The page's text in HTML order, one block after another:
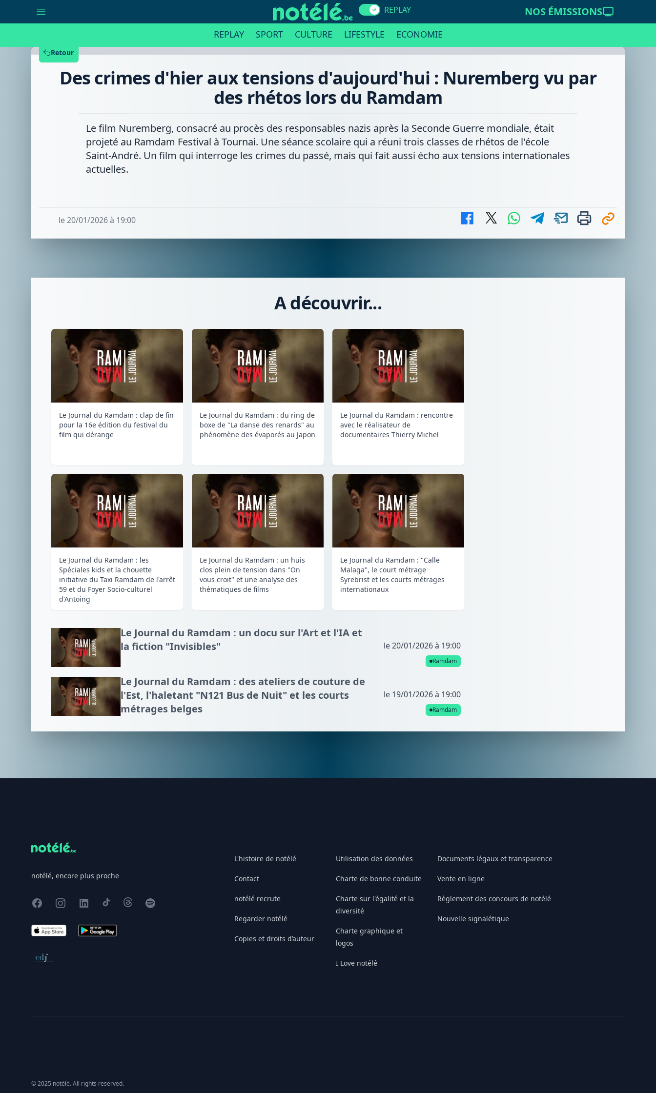
REPLAY NOS ÉMISSIONS
REPLAY SPORT CULTURE LIFESTYLE ECONOMIE
Retour
Des crimes d'hier aux tensions d'aujourd'hui : Nuremberg vu par
des rhétos lors du Ramdam
Le film Nuremberg, consacré au procès des responsables nazis après la Seconde Guerre mondiale, était
projeté au Ramdam Festival à Tournai. Une séance scolaire qui a réuni trois classes de rhétos de l'école
Saint-André. Un film qui interroge les crimes du passé, mais qui fait aussi écho aux tensions internationales
actuelles.
le 20/01/2026 à 19:00
A découvrir...
Le Journal du Ramdam : clap de fin
pour la 16e édition du festival du
film qui dérange
Le Journal du Ramdam : du ring de
boxe de "La danse des renards" au
phénomène des évaporés au Japon
Le Journal du Ramdam : rencontre
avec le réalisateur de
documentaires Thierry Michel
Le Journal du Ramdam : les
Spéciales kids et la chouette
initiative du Taxi Ramdam de l'arrêt
59 et du Foyer Socio-culturel
d'Antoing
Le Journal du Ramdam : un huis
clos plein de tension dans "On
vous croit" et une analyse des
thématiques de films
Le Journal du Ramdam : "Calle
Malaga", le court métrage
Syrebrist et les courts métrages
internationaux
Le Journal du Ramdam : un docu sur l'Art et l'IA et
la fiction "Invisibles"
le 20/01/2026 à 19:00
Ramdam
Le Journal du Ramdam : des ateliers de couture de
l'Est, l'haletant "N121 Bus de Nuit" et les courts
métrages belges
le 19/01/2026 à 19:00
Ramdam
notélé, encore plus proche
FacebookInstagram
X TikTokThreadsSpotify
App Store Google Play
Conseil de déontologie journalistique
L'histoire de notélé
Contact
notélé recrute
Regarder notélé
Copies et droits d’auteur
Utilisation des données
Charte de bonne conduite
Charte sur l'égalité et la
diversité
Charte graphique et
logos
I Love notélé
Documents légaux et transparence
Vente en ligne
Règlement des concours de notélé
Nouvelle signalétique
© 2025 notélé. All rights reserved.